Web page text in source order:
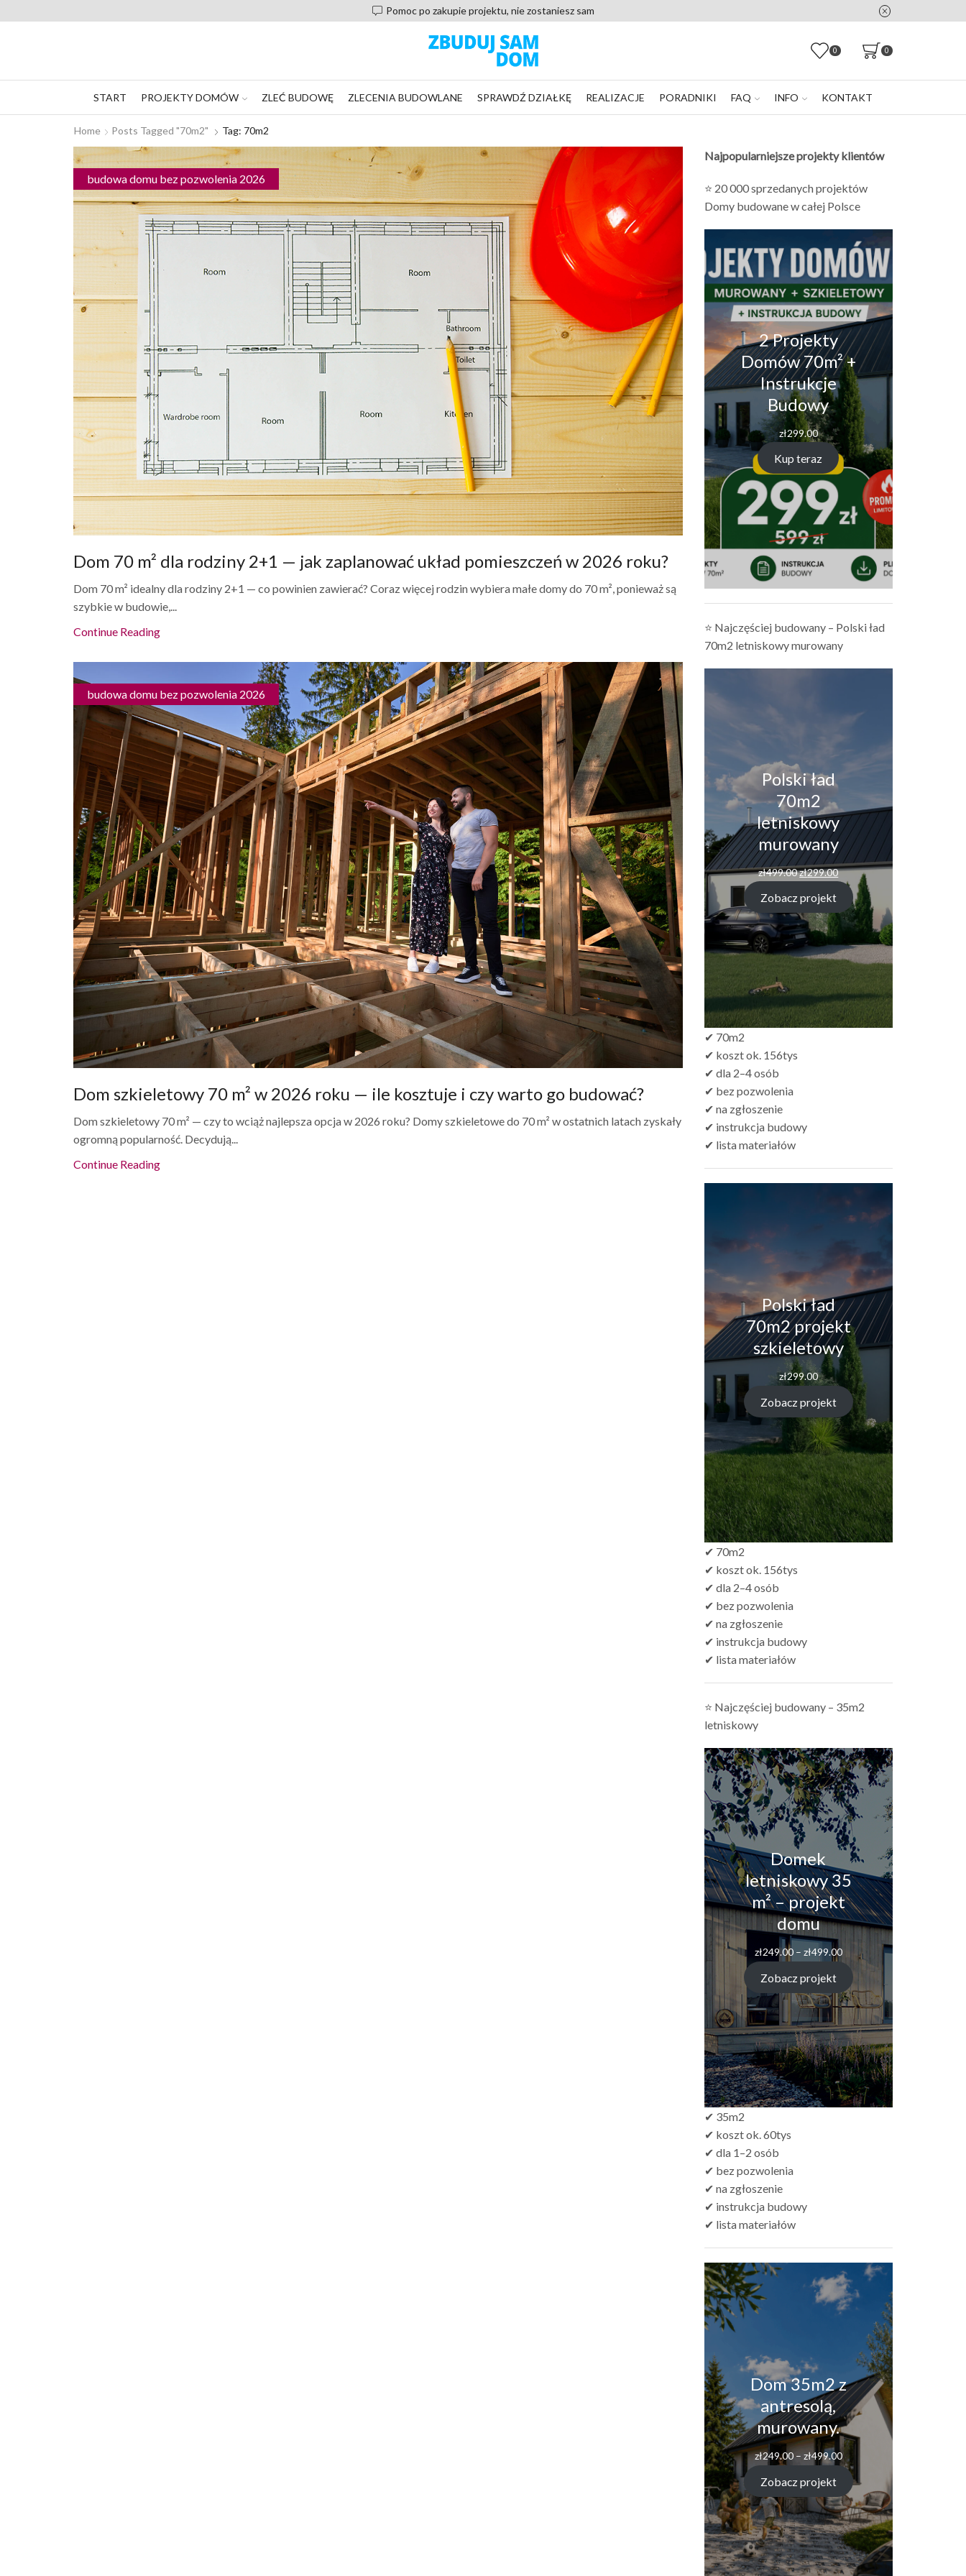
Pomoc po zakupie projektu, nie zostaniesz sam
0 0
START PROJEKTY DOMÓW ZLEĆ BUDOWĘ ZLECENIA BUDOWLANE SPRAWDŹ DZIAŁKĘ REALIZACJE PORADNIKI FAQ INFO KONTAKT
Home Posts Tagged "70m2" Tag: 70m2
budowa domu bez pozwolenia 2026
Dom 70 m² dla rodziny 2+1 — jak zaplanować układ pomieszczeń w 2026 roku?
Dom 70 m² idealny dla rodziny 2+1 — co powinien zawierać? Coraz więcej rodzin wybiera małe domy do 70 m², ponieważ są
szybkie w budowie,...
Continue Reading
budowa domu bez pozwolenia 2026
Dom szkieletowy 70 m² w 2026 roku — ile kosztuje i czy warto go budować?
Dom szkieletowy 70 m² — czy to wciąż najlepsza opcja w 2026 roku? Domy szkieletowe do 70 m² w ostatnich latach zyskały
ogromną popularność. Decydują...
Continue Reading
Najpopularniejsze projekty klientów
⭐ 20 000 sprzedanych projektów
Domy budowane w całej Polsce
2 Projekty
Domów 70m² +
Instrukcje
Budowy
zł299.00
Kup teraz
⭐ Najczęściej budowany – Polski ład
70m2 letniskowy murowany
Polski ład
70m2
letniskowy
murowany
zł499.00Pierwotna
cena
wynosiła:
zł499.00.
zł299.00Aktualna
cena
wynosi:
zł299.00.
Zobacz projekt
✔ 70m2
✔ koszt ok. 156tys
✔ dla 2–4 osób
✔ bez pozwolenia
✔ na zgłoszenie
✔ instrukcja budowy
✔ lista materiałów
Polski ład
70m2 projekt
szkieletowy
zł299.00
Zobacz projekt
✔ 70m2
✔ koszt ok. 156tys
✔ dla 2–4 osób
✔ bez pozwolenia
✔ na zgłoszenie
✔ instrukcja budowy
✔ lista materiałów
⭐ Najczęściej budowany – 35m2
letniskowy
Domek
letniskowy 35
m² – projekt
domu
zł249.00 – zł499.00Zakres
cen:
od
zł249.00
do
zł499.00
Zobacz projekt
✔ 35m2
✔ koszt ok. 60tys
✔ dla 1–2 osób
✔ bez pozwolenia
✔ na zgłoszenie
✔ instrukcja budowy
✔ lista materiałów
Dom 35m2 z
antresolą,
murowany.
zł249.00 – zł499.00Zakres
cen:
od
zł249.00
do
zł499.00
Zobacz projekt